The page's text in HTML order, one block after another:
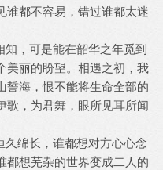
谁都不容易，错过谁都太迷
，可是能在韶华之年觅到
美丽的盼望。相遇之初，我
誓海，恨不能将生命全部的
歌，为君舞，眼所见耳所闻
绵长，谁都想对方心心念
都想芜杂的世界变成二人的